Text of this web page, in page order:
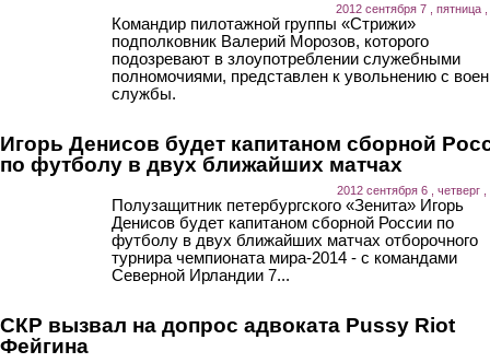
2012 сентября 7 , пятница ,
Командир пилотажной группы «Стрижи»
подполковник Валерий Морозов, которого
подозревают в злоупотреблении служебными
полномочиями, представлен к увольнению с
службы.
Игорь Денисов будет капитаном сборной
по футболу в двух ближайших матчах
2012 сентября 6 , четверг ,
Полузащитник петербургского «Зенита» Игорь
Денисов будет капитаном сборной России по
футболу в двух ближайших матчах отборочного
турнира чемпионата мира-2014 - с командами
Северной Ирландии 7...
СКР вызвал на допрос адвоката Pussy Riot
Фейгина